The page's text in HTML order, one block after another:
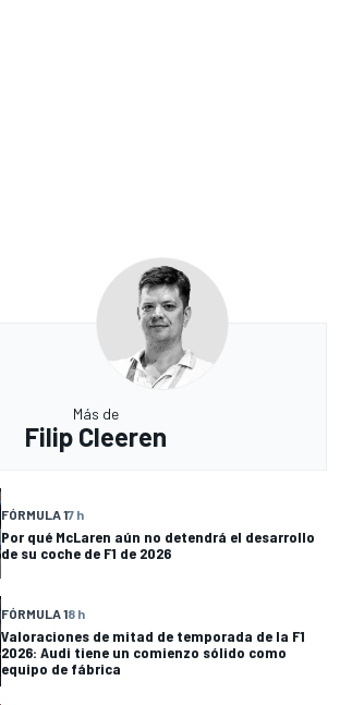
Más de
Filip Cleeren
FÓRMULA 17 h
Por qué McLaren aún no detendrá el desarrollo
de su coche de F1 de 2026
FÓRMULA 18 h
Valoraciones de mitad de temporada de la F1
2026: Audi tiene un comienzo sólido como
equipo de fábrica